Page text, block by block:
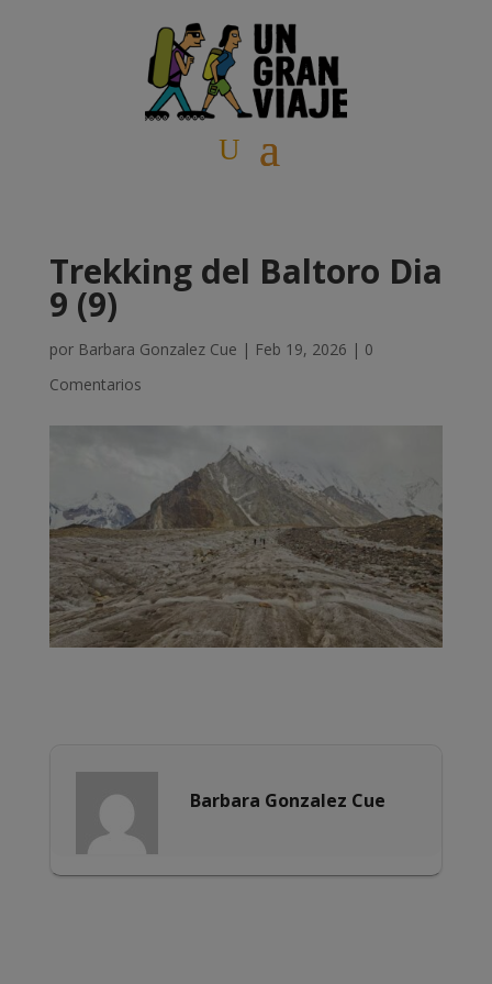
Trekking del Baltoro Dia
9 (9)
por Barbara Gonzalez Cue | Feb 19, 2026 | 0
Comentarios
Barbara Gonzalez Cue